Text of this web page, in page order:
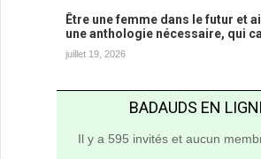
Être une femme dans le futur et
une anthologie nécessaire, qui
juillet 19, 2026
BADAUDS EN
Il y a 595 invités et aucun